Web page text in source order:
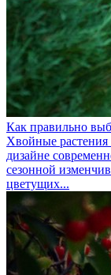
Как правильно
Хвойные
дизайне
сезонной
цветущих...